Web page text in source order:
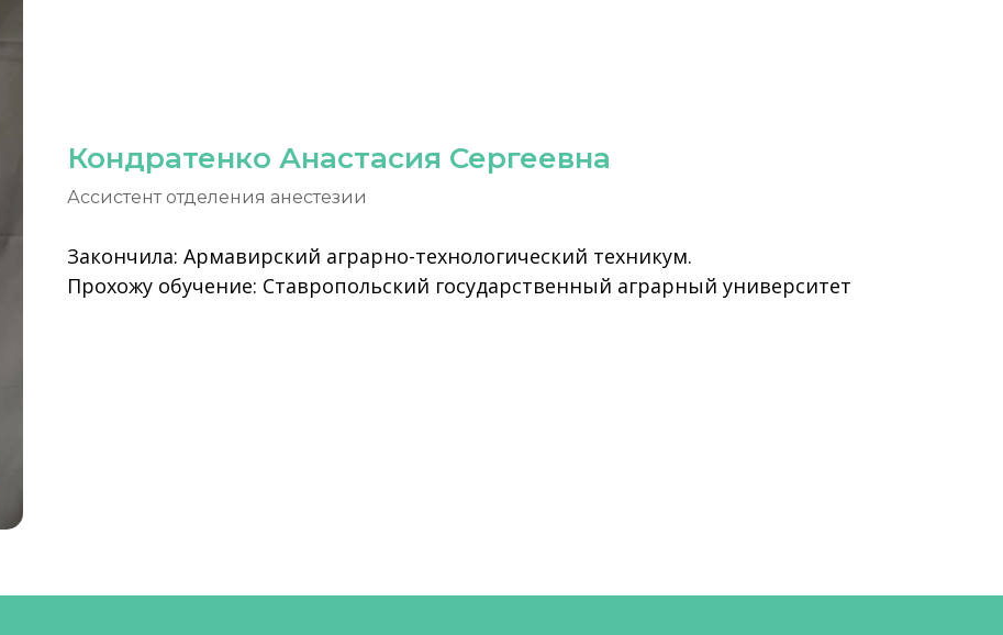
Кондратенко Анастасия Сергеевна
Ассистент отделения анестезии
Закончила: Армавирский аграрно-технологический техникум.
Прохожу обучение: Ставропольский государственный аграрный университет